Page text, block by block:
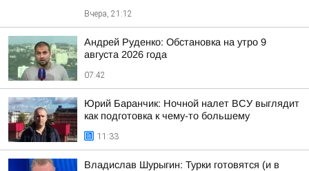
Вчера, 21:12
Андрей Руденко: Обстановка на утро 9
августа 2026 года
07:42
Юрий Баранчик: Ночной налет ВСУ выглядит
как подготовка к чему-то большему
11:33
Владислав Шурыгин: Турки готовятся (и в